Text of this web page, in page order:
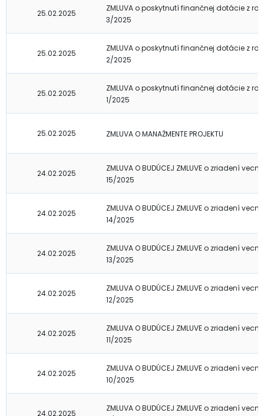
25.02.2025
ZMLUVA o poskytnutí finančnej dotácie z
3/2025
25.02.2025
ZMLUVA o poskytnutí finančnej dotácie z
2/2025
25.02.2025
ZMLUVA o poskytnutí finančnej dotácie z
1/2025
25.02.2025 ZMLUVA O MANAŽMENTE PROJEKTU
24.02.2025
ZMLUVA O BUDÚCEJ ZMLUVE o zriadení
15/2025
24.02.2025
ZMLUVA O BUDÚCEJ ZMLUVE o zriadení
14/2025
24.02.2025
ZMLUVA O BUDÚCEJ ZMLUVE o zriadení
13/2025
24.02.2025
ZMLUVA O BUDÚCEJ ZMLUVE o zriadení
12/2025
24.02.2025
ZMLUVA O BUDÚCEJ ZMLUVE o zriadení
11/2025
24.02.2025
ZMLUVA O BUDÚCEJ ZMLUVE o zriadení
10/2025
24.02.2025
ZMLUVA O BUDÚCEJ ZMLUVE o zriadení